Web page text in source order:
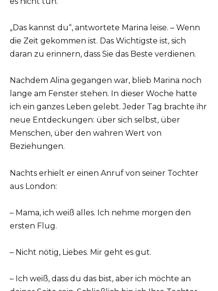
„Das kannst du“, antwortete Marina leise. – Wenn
die Zeit gekommen ist. Das Wichtigste ist, sich
daran zu erinnern, dass Sie das Beste verdienen.
Nachdem Alina gegangen war, blieb Marina noch
lange am Fenster stehen. In dieser Woche hatte
ich ein ganzes Leben gelebt. Jeder Tag brachte ihr
neue Entdeckungen: über sich selbst, über
Menschen, über den wahren Wert von
Beziehungen.
Nachts erhielt er einen Anruf von seiner Tochter
aus London:
– Mama, ich weiß alles. Ich nehme morgen den
ersten Flug.
– Nicht nötig, Liebes. Mir geht es gut.
– Ich weiß, dass du das bist, aber ich möchte an